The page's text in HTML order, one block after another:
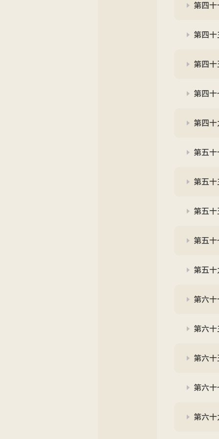
第四
第四
第四
第四
第四
第五
第五
第五
第五十
第五十
第六十
第六
第六
第六
第六